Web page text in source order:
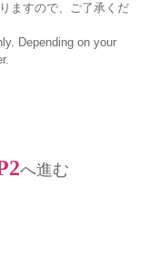
ますので、ご了承くだ
Depending on your
へ進む